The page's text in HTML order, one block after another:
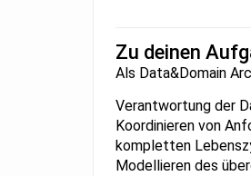
Zu deinen
Als Data&Domain
Verantwortung der
Koordinieren von
kompletten
Modellieren des